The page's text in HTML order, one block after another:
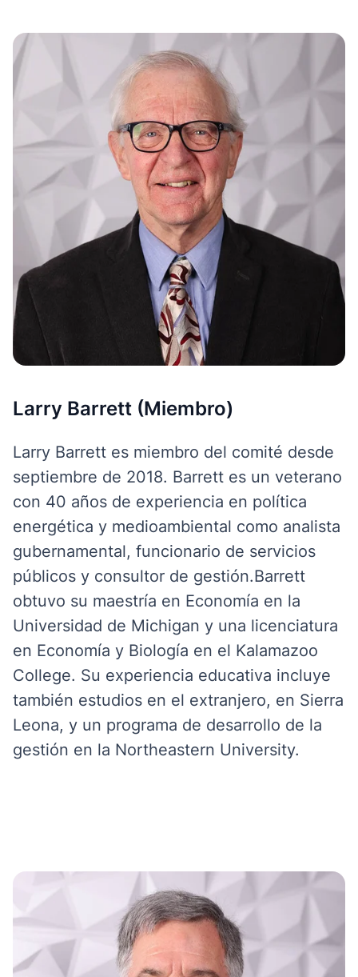
Larry Barrett (Miembro)
Larry Barrett es miembro del comité desde
septiembre de 2018. Barrett es un veterano
con 40 años de experiencia en política
energética y medioambiental como analista
gubernamental, funcionario de servicios
públicos y consultor de gestión.Barrett
obtuvo su maestría en Economía en la
Universidad de Michigan y una licenciatura
en Economía y Biología en el Kalamazoo
College. Su experiencia educativa incluye
también estudios en el extranjero, en Sierra
Leona, y un programa de desarrollo de la
gestión en la Northeastern University.